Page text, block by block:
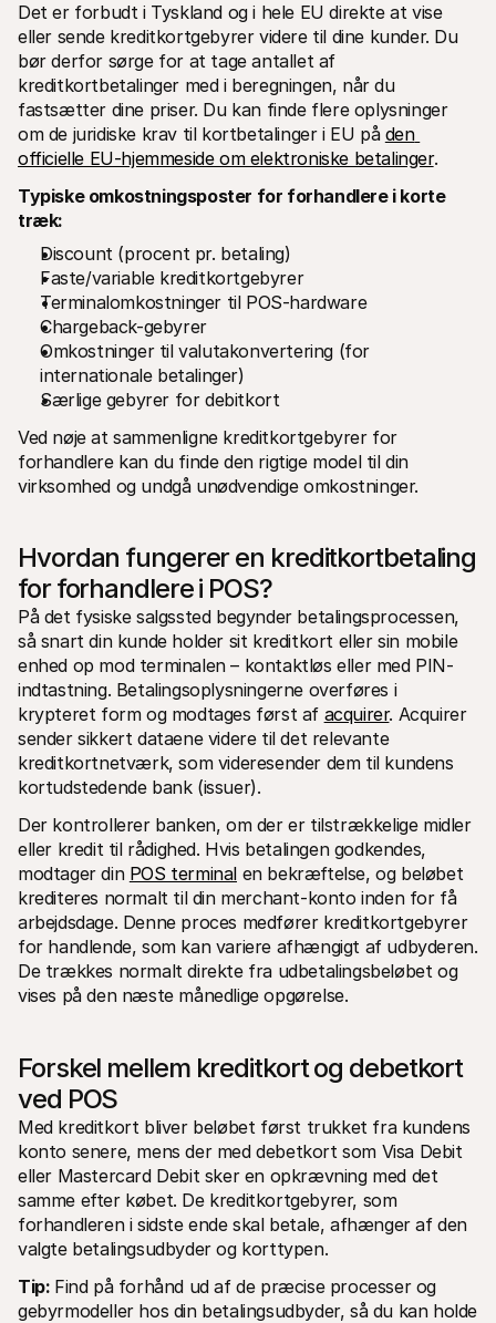
Det er forbudt i Tyskland og i hele EU direkte at vise
eller sende kreditkortgebyrer videre til dine kunder. Du
bør derfor sørge for at tage antallet af
kreditkortbetalinger med i beregningen, når du
fastsætter dine priser. Du kan finde flere oplysninger
om de juridiske krav til kortbetalinger i EU på den
officielle EU-hjemmeside om elektroniske betalinger.
Typiske omkostningsposter for forhandlere i korte
træk:
Discount (procent pr. betaling)
Faste/variable kreditkortgebyrer
Terminalomkostninger til POS-hardware
Chargeback-gebyrer
Omkostninger til valutakonvertering (for
internationale betalinger)
Særlige gebyrer for debitkort
Ved nøje at sammenligne kreditkortgebyrer for
forhandlere kan du finde den rigtige model til din
virksomhed og undgå unødvendige omkostninger.
Hvordan fungerer en kreditkortbetaling
for forhandlere i POS?
På det fysiske salgssted begynder betalingsprocessen,
så snart din kunde holder sit kreditkort eller sin mobile
enhed op mod terminalen – kontaktløs eller med PIN-
indtastning. Betalingsoplysningerne overføres i
krypteret form og modtages først af acquirer. Acquirer
sender sikkert dataene videre til det relevante
kreditkortnetværk, som videresender dem til kundens
kortudstedende bank (issuer).
Der kontrollerer banken, om der er tilstrækkelige midler
eller kredit til rådighed. Hvis betalingen godkendes,
modtager din POS terminal en bekræftelse, og beløbet
krediteres normalt til din merchant-konto inden for få
arbejdsdage. Denne proces medfører kreditkortgebyrer
for handlende, som kan variere afhængigt af udbyderen.
De trækkes normalt direkte fra udbetalingsbeløbet og
vises på den næste månedlige opgørelse.
Forskel mellem kreditkort og debetkort
ved POS
Med kreditkort bliver beløbet først trukket fra kundens
konto senere, mens der med debetkort som Visa Debit
eller Mastercard Debit sker en opkrævning med det
samme efter købet. De kreditkortgebyrer, som
forhandleren i sidste ende skal betale, afhænger af den
valgte betalingsudbyder og korttypen.
Tip: Find på forhånd ud af de præcise processer og
gebyrmodeller hos din betalingsudbyder, så du kan holde